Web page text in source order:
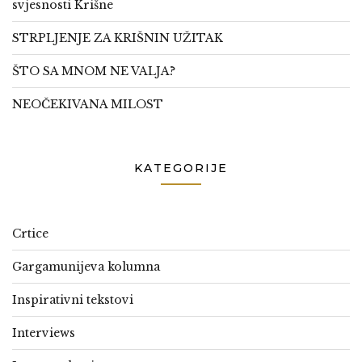
svjesnosti Krišne
STRPLJENJE ZA KRIŠNIN UŽITAK
ŠTO SA MNOM NE VALJA?
NEOČEKIVANA MILOST
KATEGORIJE
Crtice
Gargamunijeva kolumna
Inspirativni tekstovi
Interviews